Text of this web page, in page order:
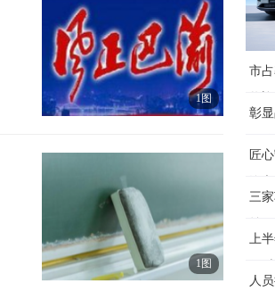
1图
1图
外
2小
我
2小
从
6小
市
彰
匠
三
上
人